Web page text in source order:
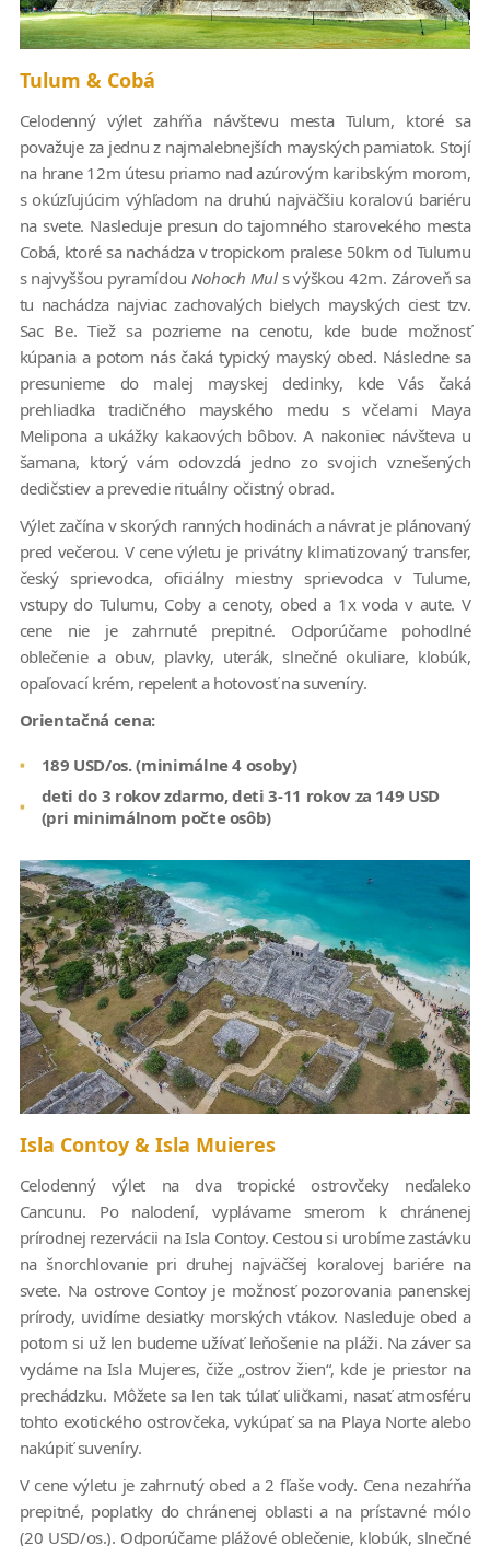
Tulum & Cobá
Celodenný výlet zahŕňa návštevu mesta Tulum, ktoré sa
považuje za jednu z najmalebnejších mayských pamiatok. Stojí
na hrane 12m útesu priamo nad azúrovým karibským morom,
s okúzľujúcim výhľadom na druhú najväčšiu koralovú bariéru
na svete. Nasleduje presun do tajomného starovekého mesta
Cobá, ktoré sa nachádza v tropickom pralese 50km od Tulumu
s najvyššou pyramídou Nohoch Muls výškou 42m. Zároveň sa
tu nachádza najviac zachovalých bielych mayských ciest tzv.
Sac Be. Tiež sa pozrieme na cenotu, kde bude možnosť
kúpania a potom nás čaká typický mayský obed. Následne sa
presunieme do malej mayskej dedinky, kde Vás čaká
prehliadka tradičného mayského medu s včelami Maya
Melipona a ukážky kakaových bôbov. A nakoniec návšteva u
šamana, ktorý vám odovzdá jedno zo svojich vznešených
dedičstiev a prevedie rituálny očistný obrad.
Výlet začína v skorých ranných hodinách a návrat je plánovaný
pred večerou. V cene výletu je privátny klimatizovaný transfer,
český sprievodca, oficiálny miestny sprievodca v Tulume,
vstupy do Tulumu, Coby a cenoty, obed a 1x voda v aute. V
cene nie je zahrnuté prepitné. Odporúčame pohodlné
oblečenie a obuv, plavky, uterák, slnečné okuliare, klobúk,
opaľovací krém, repelent a hotovosť na suveníry.
Orientačná cena:
189 USD/os. (minimálne 4 osoby)
deti do 3 rokov zdarmo, deti 3-11 rokov za 149 USD
(pri minimálnom počte osôb)
Isla Contoy & Isla Muieres
Celodenný výlet na dva tropické ostrovčeky neďaleko
Cancunu. Po nalodení, vyplávame smerom k chránenej
prírodnej rezervácii na Isla Contoy. Cestou si urobíme zastávku
na šnorchlovanie pri druhej najväčšej koralovej bariére na
svete. Na ostrove Contoy je možnosť pozorovania panenskej
prírody, uvidíme desiatky morských vtákov. Nasleduje obed a
potom si už len budeme užívať leňošenie na pláži. Na záver sa
vydáme na Isla Mujeres, čiže „ostrov žien“, kde je priestor na
prechádzku. Môžete sa len tak túlať uličkami, nasať atmosféru
tohto exotického ostrovčeka, vykúpať sa na Playa Norte alebo
nakúpiť suveníry.
V cene výletu je zahrnutý obed a 2 fľaše vody. Cena nezahŕňa
prepitné, poplatky do chránenej oblasti a na prístavné mólo
(20 USD/os.). Odporúčame plážové oblečenie, klobúk, slnečné